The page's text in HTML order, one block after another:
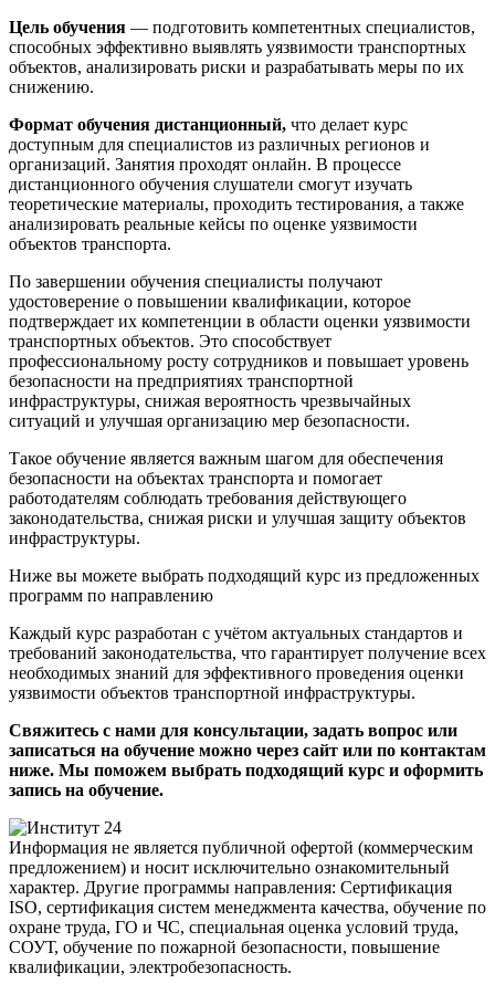
Цель обучения — подготовить компетентных специалистов,
способных эффективно выявлять уязвимости транспортных
объектов, анализировать риски и разрабатывать меры по их
снижению.
Формат обучения дистанционный, что делает курс
доступным для специалистов из различных регионов и
организаций. Занятия проходят онлайн. В процессе
дистанционного обучения слушатели смогут изучать
теоретические материалы, проходить тестирования, а также
анализировать реальные кейсы по оценке уязвимости
объектов транспорта.
По завершении обучения специалисты получают
удостоверение о повышении квалификации, которое
подтверждает их компетенции в области оценки уязвимости
транспортных объектов. Это способствует
профессиональному росту сотрудников и повышает уровень
безопасности на предприятиях транспортной
инфраструктуры, снижая вероятность чрезвычайных
ситуаций и улучшая организацию мер безопасности.
Такое обучение является важным шагом для обеспечения
безопасности на объектах транспорта и помогает
работодателям соблюдать требования действующего
законодательства, снижая риски и улучшая защиту объектов
инфраструктуры.
Ниже вы можете выбрать подходящий курс из предложенных
программ по направлению
Каждый курс разработан с учётом актуальных стандартов и
требований законодательства, что гарантирует получение всех
необходимых знаний для эффективного проведения оценки
уязвимости объектов транспортной инфраструктуры.
Свяжитесь с нами для консультации, задать вопрос или
записаться на обучение можно через сайт или по контактам
ниже. Мы поможем выбрать подходящий курс и оформить
запись на обучение.
Информация не является публичной офертой (коммерческим
предложением) и носит исключительно ознакомительный
характер. Другие программы направления: Сертификация
ISO, сертификация систем менеджмента качества, обучение по
охране труда, ГО и ЧС, специальная оценка условий труда,
СОУТ, обучение по пожарной безопасности, повышение
квалификации, электробезопасность.